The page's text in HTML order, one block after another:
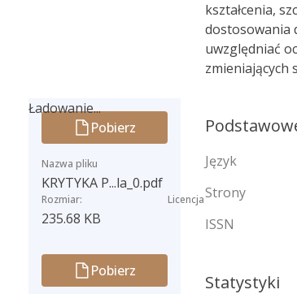
Ładowanie...
Ładowanie...Pobierz
Nazwa pliku
KRYTYKA P...la_0.pdf
Rozmiar:
235.68 KB
Licencja
Pobierz
kształcenia,
dostosowania
uwzględniać
zmieniających
Język
Strony
ISSN
Statystyki